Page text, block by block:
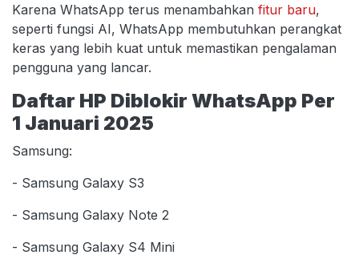
Karena WhatsApp terus menambahkan fitur baru,
seperti fungsi AI, WhatsApp membutuhkan perangkat
keras yang lebih kuat untuk memastikan pengalaman
pengguna yang lancar.
Daftar HP Diblokir WhatsApp Per
1 Januari 2025
Samsung:
- Samsung Galaxy S3
- Samsung Galaxy Note 2
- Samsung Galaxy S4 Mini